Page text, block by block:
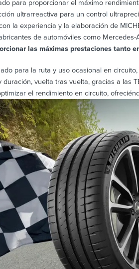
para proporcionar el máximo
ultrarreactiva para un control
la experiencia y la elaboración de
de automóviles como Mercedes-
las máximas prestaciones tanto
para la ruta y uso ocasional en
vuelta tras vuelta, gracias a las
el rendimiento en circuito,